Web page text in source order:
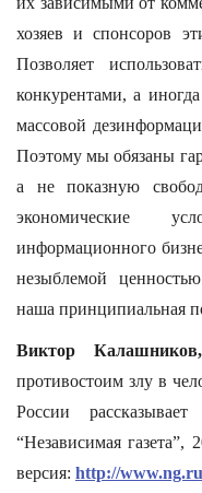
хозяев и спонсоров
Позволяет
конкурентами, а
массовой
Поэтому мы обязаны
а не показную
экономические
информационного
незыблемой
наша принципиальная
Виктор
противостоим злу в
России
“Независимая
версия: http://www.ng.ru